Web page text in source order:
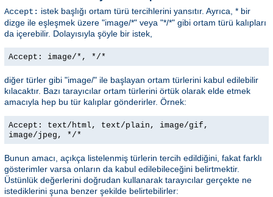
Accept: istek başlığı ortam türü tercihlerini yansıtır. Ayrıca, * bir
dizge ile eşleşmek üzere "image/*" veya "*/*" gibi ortam türü kalıpları
da içerebilir. Dolayısıyla şöyle bir istek,
Accept: image/*, */*
diğer türler gibi "image/" ile başlayan ortam türlerini kabul edilebilir
kılacaktır. Bazı tarayıcılar ortam türlerini örtük olarak elde etmek
amacıyla hep bu tür kalıplar gönderirler. Örnek:
Accept: text/html, text/plain, image/gif,
image/jpeg, */*
Bunun amacı, açıkça listelenmiş türlerin tercih edildiğini, fakat farklı
gösterimler varsa onların da kabul edilebileceğini belirtmektir.
Üstünlük değerlerini doğrudan kullanarak tarayıcılar gerçekte ne
istediklerini şuna benzer şekilde belirtebilirler: